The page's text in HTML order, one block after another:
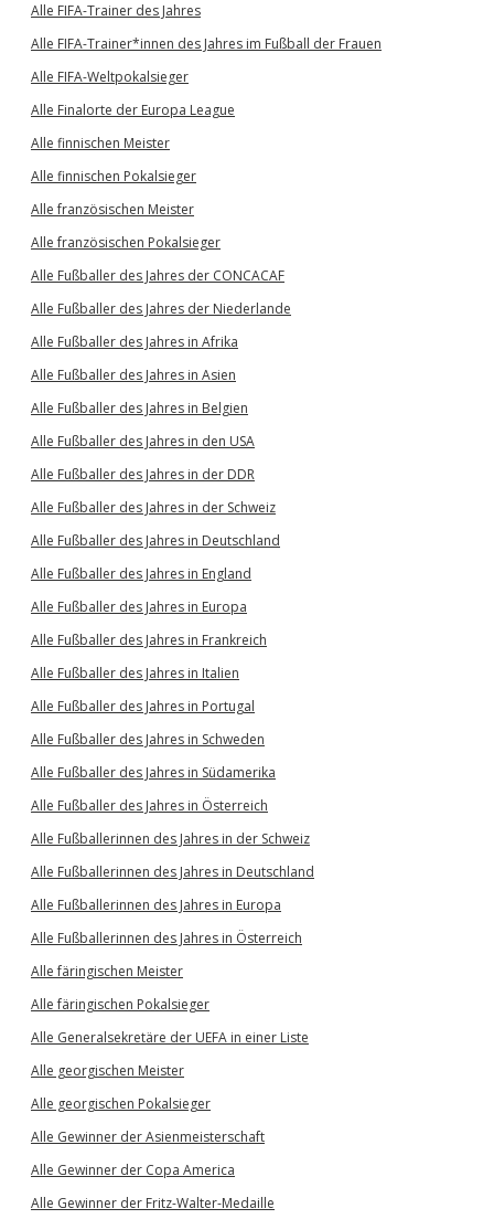
Alle FIFA-Trainer des Jahres
Alle FIFA-Trainer*innen des Jahres im Fußball der Frauen
Alle FIFA-Weltpokalsieger
Alle Finalorte der Europa League
Alle finnischen Meister
Alle finnischen Pokalsieger
Alle französischen Meister
Alle französischen Pokalsieger
Alle Fußballer des Jahres der CONCACAF
Alle Fußballer des Jahres der Niederlande
Alle Fußballer des Jahres in Afrika
Alle Fußballer des Jahres in Asien
Alle Fußballer des Jahres in Belgien
Alle Fußballer des Jahres in den USA
Alle Fußballer des Jahres in der DDR
Alle Fußballer des Jahres in der Schweiz
Alle Fußballer des Jahres in Deutschland
Alle Fußballer des Jahres in England
Alle Fußballer des Jahres in Europa
Alle Fußballer des Jahres in Frankreich
Alle Fußballer des Jahres in Italien
Alle Fußballer des Jahres in Portugal
Alle Fußballer des Jahres in Schweden
Alle Fußballer des Jahres in Südamerika
Alle Fußballer des Jahres in Österreich
Alle Fußballerinnen des Jahres in der Schweiz
Alle Fußballerinnen des Jahres in Deutschland
Alle Fußballerinnen des Jahres in Europa
Alle Fußballerinnen des Jahres in Österreich
Alle färingischen Meister
Alle färingischen Pokalsieger
Alle Generalsekretäre der UEFA in einer Liste
Alle georgischen Meister
Alle georgischen Pokalsieger
Alle Gewinner der Asienmeisterschaft
Alle Gewinner der Copa America
Alle Gewinner der Fritz-Walter-Medaille